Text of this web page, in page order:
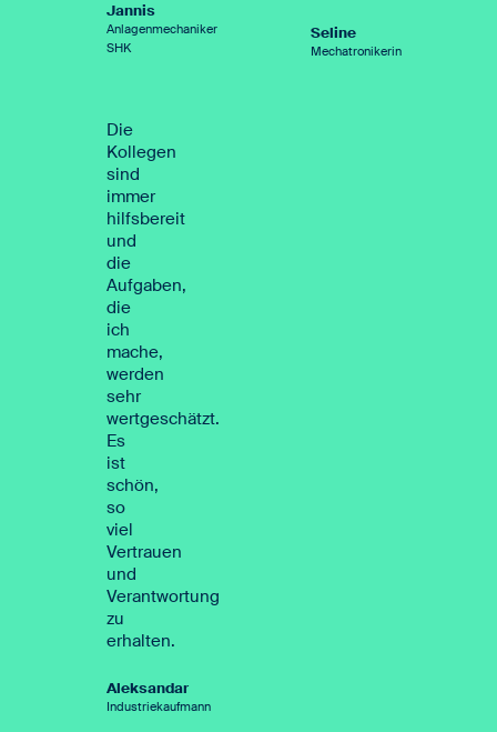
Jannis
Anlagenmechaniker
SHK
Seline
Mechatronikerin
Die
Kollegen
sind
immer
hilfsbereit
und
die
Aufgaben,
die
ich
mache,
werden
sehr
wertgeschätzt.
Es
ist
schön,
so
viel
Vertrauen
und
Verantwortung
zu
erhalten.
Aleksandar
Industriekaufmann